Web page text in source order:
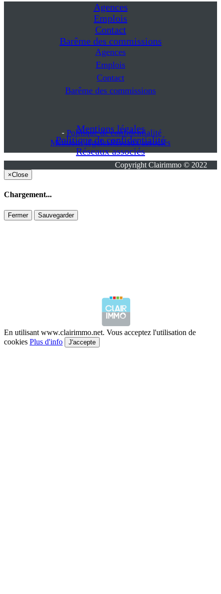
Agences
Emplois
Contact
Barême des commissions
Agences
Emplois
Contact
Barême des commissions
Mentions légales
Politique de confidentialité
Réseaux associés
- Politique de confidentialité
Mentions légalesRéseaux associés
Copyright Clairimmo © 2022
×Close
Chargement...
Fermer Sauvegarder
En utilisant www.clairimmo.net. Vous acceptez l'utilisation de
cookies Plus d'info J'accepte